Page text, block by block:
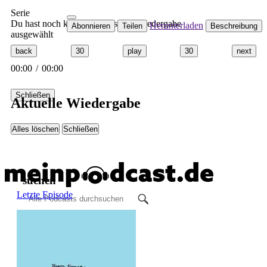
Serie
Du hast noch keinen Podcast zur Wiedergabe
ausgewählt
back 30 play 30 next
00:00 / 00:00
Abonnieren Teilen Herunterladen Beschreibung
Schließen
Aktuelle Wiedergabe
Alles löschen Schließen
suchen
Letzte Episode